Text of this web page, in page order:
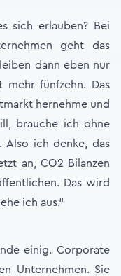
sich erlauben? Bei
geht das
dann eben nur
fünfzehn. Das
hernehme und
brauche ich ohne
Also ich denke, das
an, CO2 Bilanzen
Das wird
ich aus.“
einig. Corporate
Unternehmen. Sie